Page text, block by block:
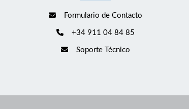
Formulario de Contacto
+34 911 04 84 85
Soporte Técnico